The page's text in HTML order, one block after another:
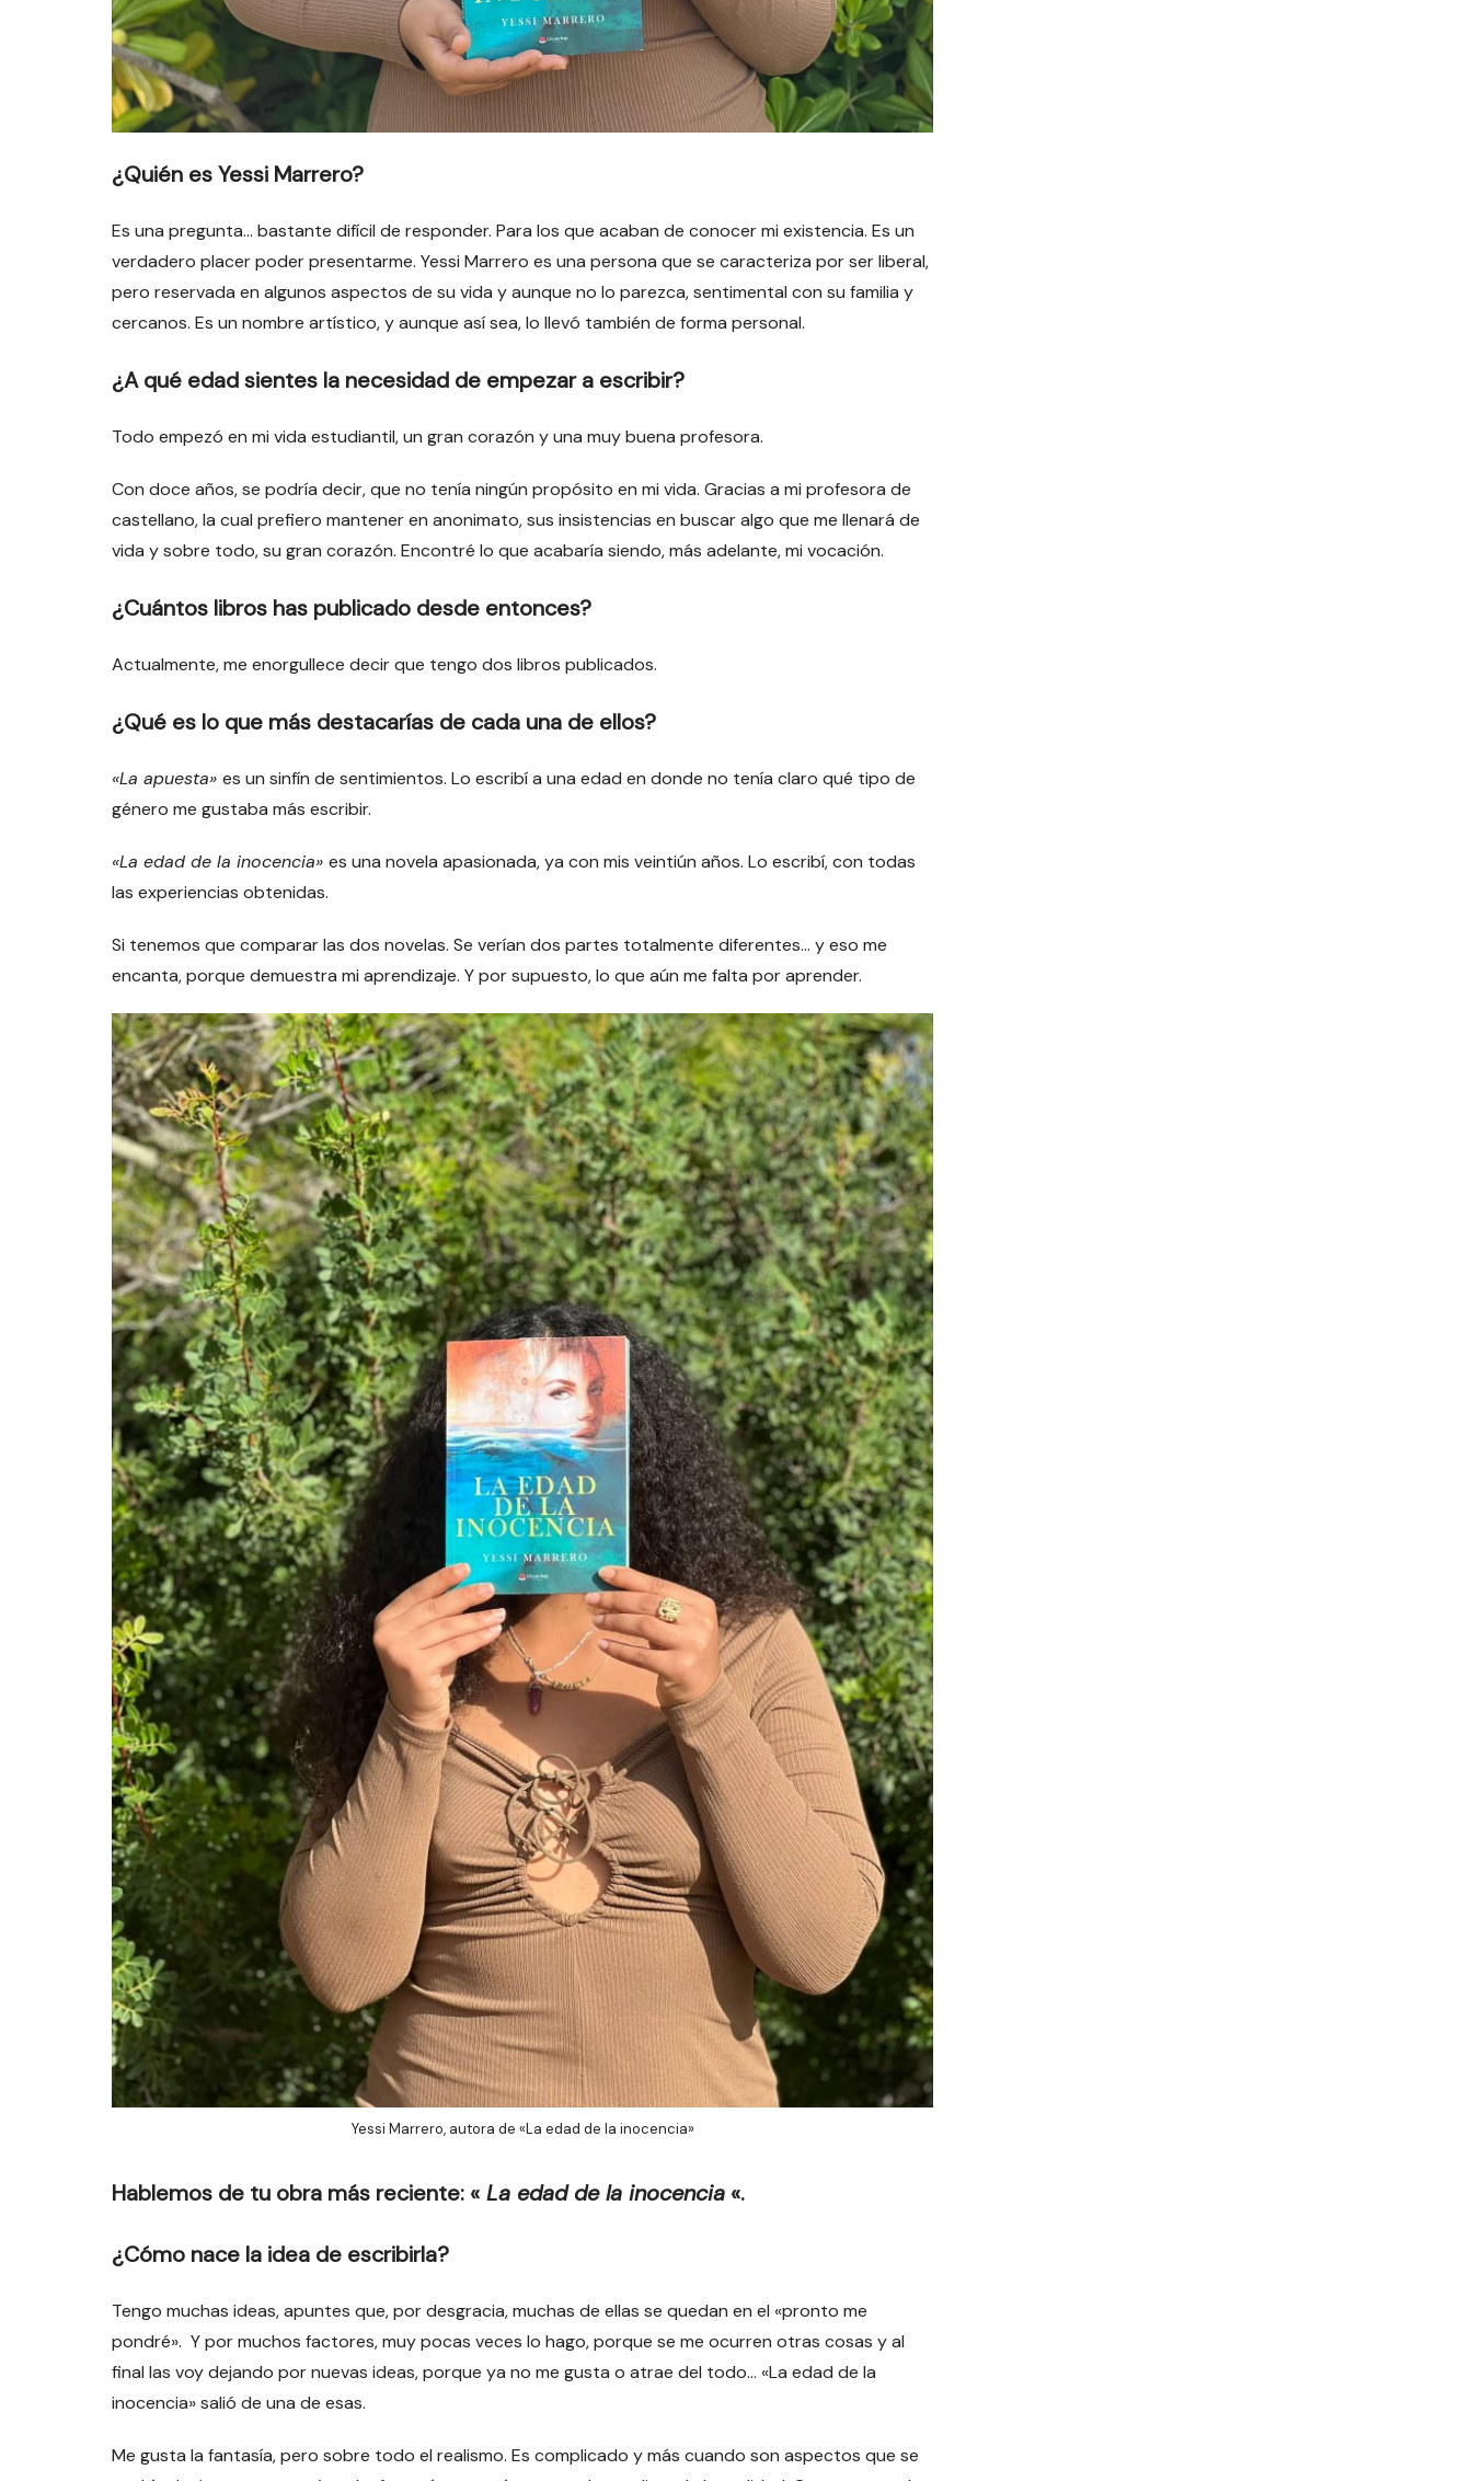
¿Quién es Yessi Marrero?
Es una pregunta… bastante difícil de responder. Para los que acaban de conocer mi existencia. Es un
verdadero placer poder presentarme. Yessi Marrero es una persona que se caracteriza por ser liberal,
pero reservada en algunos aspectos de su vida y aunque no lo parezca, sentimental con su familia y
cercanos. Es un nombre artístico, y aunque así sea, lo llevó también de forma personal.
¿A qué edad sientes la necesidad de empezar a escribir?
Todo empezó en mi vida estudiantil, un gran corazón y una muy buena profesora.
Con doce años, se podría decir, que no tenía ningún propósito en mi vida. Gracias a mi profesora de
castellano, la cual prefiero mantener en anonimato, sus insistencias en buscar algo que me llenará de
vida y sobre todo, su gran corazón. Encontré lo que acabaría siendo, más adelante, mi vocación.
¿Cuántos libros has publicado desde entonces?
Actualmente, me enorgullece decir que tengo dos libros publicados.
¿Qué es lo que más destacarías de cada una de ellos?
«La apuesta» es un sinfín de sentimientos. Lo escribí a una edad en donde no tenía claro qué tipo de
género me gustaba más escribir.
«La edad de la inocencia» es una novela apasionada, ya con mis veintiún años. Lo escribí, con todas
las experiencias obtenidas.
Si tenemos que comparar las dos novelas. Se verían dos partes totalmente diferentes… y eso me
encanta, porque demuestra mi aprendizaje. Y por supuesto, lo que aún me falta por aprender.
Yessi Marrero, autora de «La edad de la inocencia»
Hablemos de tu obra más reciente: « La edad de la inocencia «.
¿Cómo nace la idea de escribirla?
Tengo muchas ideas, apuntes que, por desgracia, muchas de ellas se quedan en el «pronto me
pondré». Y por muchos factores, muy pocas veces lo hago, porque se me ocurren otras cosas y al
final las voy dejando por nuevas ideas, porque ya no me gusta o atrae del todo… «La edad de la
inocencia» salió de una de esas.
Me gusta la fantasía, pero sobre todo el realismo. Es complicado y más cuando son aspectos que se